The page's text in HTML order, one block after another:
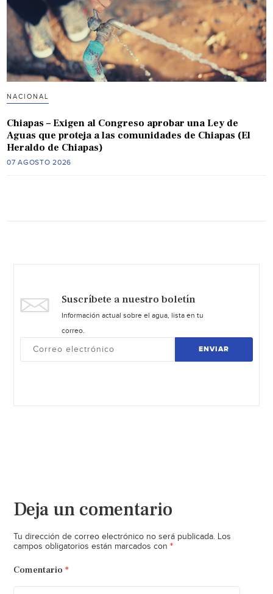
NACIONAL
Chiapas – Exigen al Congreso aprobar una Ley de
Aguas que proteja a las comunidades de Chiapas (El
Heraldo de Chiapas)
07 AGOSTO 2026
Suscríbete a nuestro boletín
Información actual sobre el agua, lista en tu
correo.
ENVIAR
Deja un comentario
Tu dirección de correo electrónico no será publicada. Los
campos obligatorios están marcados con *
Comentario *